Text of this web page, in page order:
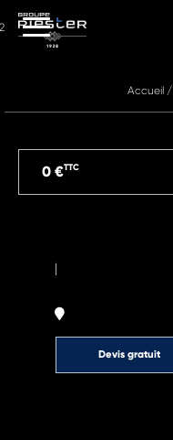
Accueil/
0 €TTC
|
Devis gratuit